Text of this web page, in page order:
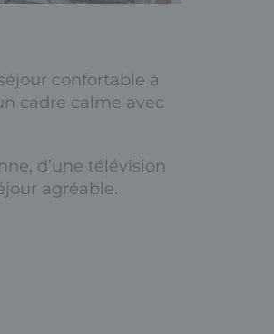
confortable à
cadre calme avec
d’une télévision
agréable.